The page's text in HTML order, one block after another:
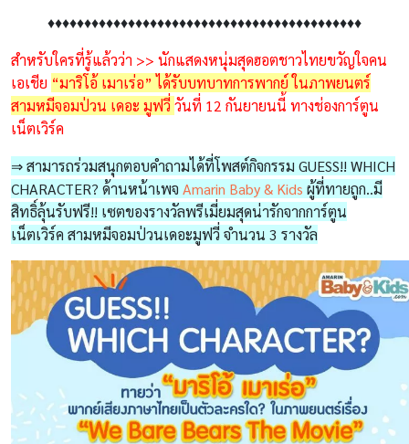
♦♦♦♦♦♦♦♦♦♦♦♦♦♦♦♦♦♦♦♦♦♦♦♦♦♦♦♦♦♦♦♦♦♦♦♦♦♦♦♦♦♦♦
สำหรับใครที่รู้แล้วว่า >> นักแสดงหนุ่มสุดฮอตชาวไทยขวัญใจคน
เอเชีย “มาริโอ้ เมาเร่อ” ได้รับบทบาทการพากย์ ในภาพยนตร์
สามหมีจอมป่วน เดอะ มูฟวี่วันที่ 12 กันยายนนี้ ทางช่องการ์ตูน
เน็ตเวิร์ค
⇒ สามารถร่วมสนุกตอบคำถามได้ที่โพสต์กิจกรรม GUESS!! WHICH
CHARACTER? ด้านหน้าเพจ Amarin Baby & Kids ผู้ที่ทายถูก..มี
สิทธิ์ลุ้นรับฟรี!! เซตของรางวัลพรีเมี่ยมสุดน่ารักจากการ์ตูน
เน็ตเวิร์ค สามหมีจอมป่วนเดอะมูฟวี่ จำนวน 3 รางวัล